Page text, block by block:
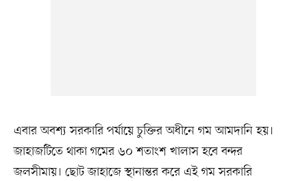
এবার অবশ্য সরকারি পর্যায়ে চুক্তির অধীনে গম আমদানি হয়।
জাহাজটিতে থাকা গমের ৬০ শতাংশ খালাস হবে বন্দর
জলসীমায়। ছোট জাহাজে স্থানান্তর করে এই গম সরকারি